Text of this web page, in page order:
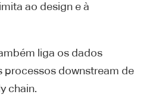
ao design e à
liga os dados
processos downstream de
chain.